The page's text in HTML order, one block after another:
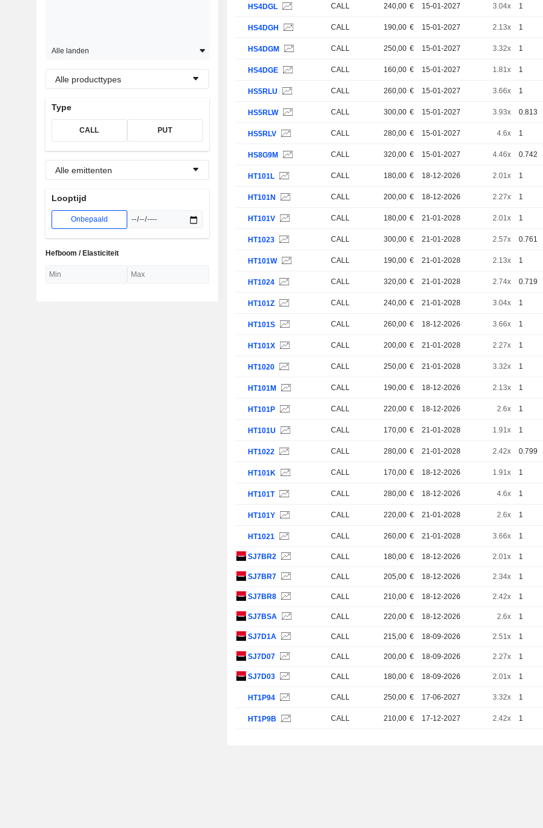
Alle landen
Alle producttypes
Type
CALL PUT
Alle emittenten
Looptijd
Onbepaald
Hefboom / Elasticiteit
HS4DGL CALL 240,00 € 15-01-2027 3.04x 1
HS4DGH CALL 190,00 € 15-01-2027 2.13x 1
HS4DGM CALL 250,00 € 15-01-2027 3.32x 1
HS4DGE CALL 160,00 € 15-01-2027 1.81x 1
HS5RLU CALL 260,00 € 15-01-2027 3.66x 1
HS5RLW CALL 300,00 € 15-01-2027 3.93x 0.813
HS5RLV CALL 280,00 € 15-01-2027 4.6x 1
HS8G9M CALL 320,00 € 15-01-2027 4.46x 0.742
HT101L CALL 180,00 € 18-12-2026 2.01x 1
HT101N CALL 200,00 € 18-12-2026 2.27x 1
HT101V CALL 180,00 € 21-01-2028 2.01x 1
HT1023 CALL 300,00 € 21-01-2028 2.57x 0.761
HT101W CALL 190,00 € 21-01-2028 2.13x 1
HT1024 CALL 320,00 € 21-01-2028 2.74x 0.719
HT101Z CALL 240,00 € 21-01-2028 3.04x 1
HT101S CALL 260,00 € 18-12-2026 3.66x 1
HT101X CALL 200,00 € 21-01-2028 2.27x 1
HT1020 CALL 250,00 € 21-01-2028 3.32x 1
HT101M CALL 190,00 € 18-12-2026 2.13x 1
HT101P CALL 220,00 € 18-12-2026 2.6x 1
HT101U CALL 170,00 € 21-01-2028 1.91x 1
HT1022 CALL 280,00 € 21-01-2028 2.42x 0.799
HT101K CALL 170,00 € 18-12-2026 1.91x 1
HT101T CALL 280,00 € 18-12-2026 4.6x 1
HT101Y CALL 220,00 € 21-01-2028 2.6x 1
HT1021 CALL 260,00 € 21-01-2028 3.66x 1
SJ7BR2 CALL 180,00 € 18-12-2026 2.01x 1
SJ7BR7 CALL 205,00 € 18-12-2026 2.34x 1
SJ7BR8 CALL 210,00 € 18-12-2026 2.42x 1
SJ7BSA CALL 220,00 € 18-12-2026 2.6x 1
SJ7D1A CALL 215,00 € 18-09-2026 2.51x 1
SJ7D07 CALL 200,00 € 18-09-2026 2.27x 1
SJ7D03 CALL 180,00 € 18-09-2026 2.01x 1
HT1P94 CALL 250,00 € 17-06-2027 3.32x 1
HT1P9B CALL 210,00 € 17-12-2027 2.42x 1